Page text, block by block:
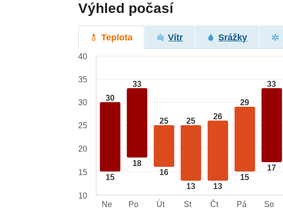
Výhled počasí
Teplota Vítr Srážky
30
15
33
18
25
16
25
13
26
13
29
15
33
17
40
35
30
25
20
15
10
Ne
Po Út St Čt Pá So